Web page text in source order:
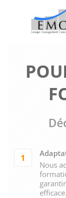
1
Nous
efficace.